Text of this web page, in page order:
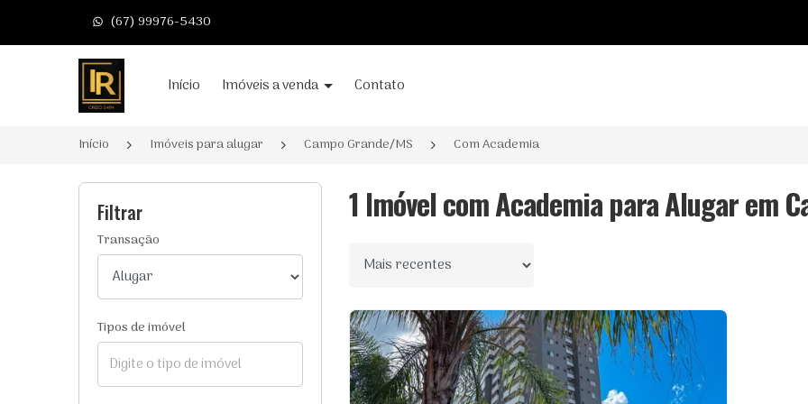
(67) 99976-5430
Página inicialInício Imóveis a venda Contato
Início Imóveis para alugar Campo Grande/MS Com Academia
Filtrar
Transação
Tipos de imóvel
1 Imóvel com Academia para Alugar em
Ordenar por